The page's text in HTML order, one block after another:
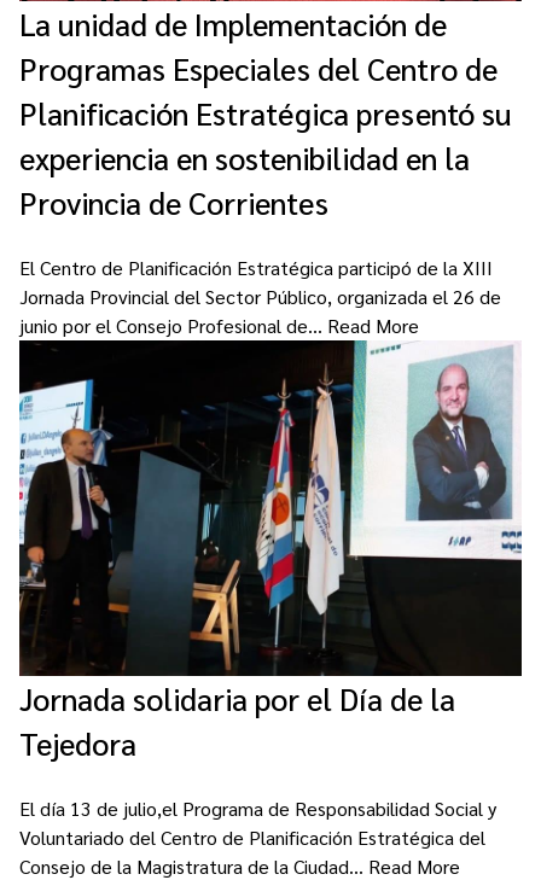
Recursos y Acceso a la Justicia
Repositorio de Datos Abiertos
La unidad de Implementación de
Programas Especiales del Centro de
Planificación Estratégica presentó su
experiencia en sostenibilidad en la
Provincia de Corrientes
El Centro de Planificación Estratégica participó de la XIII
Jornada Provincial del Sector Público, organizada el 26 de
junio por el Consejo Profesional de… Read More
Jornada solidaria por el Día de la
Tejedora
El día 13 de julio,el Programa de Responsabilidad Social y
Voluntariado del Centro de Planificación Estratégica del
Consejo de la Magistratura de la Ciudad… Read More